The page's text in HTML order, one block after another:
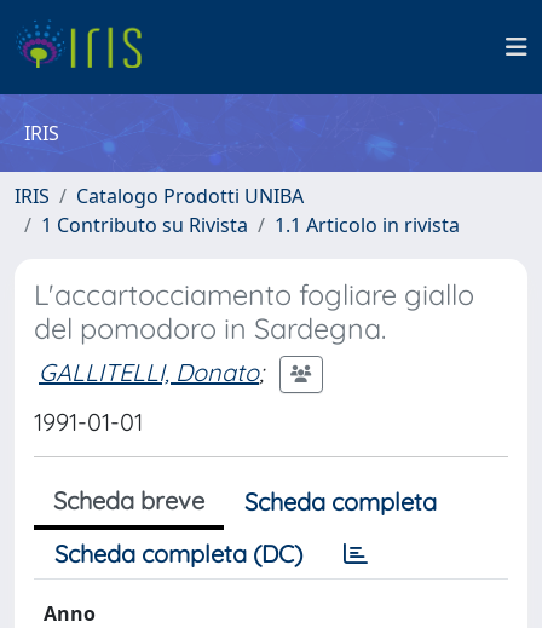
IRIS
IRIS
Catalogo Prodotti UNIBA
1 Contributo su Rivista
1.1 Articolo in rivista
L'accartocciamento fogliare giallo
del pomodoro in Sardegna.
GALLITELLI, Donato;
1991-01-01
Scheda breve
Scheda completa
Scheda completa (DC)
Anno